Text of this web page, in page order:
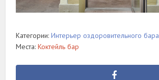
Категории:Интерьер оздоровительного бара
Места:Коктейль бар